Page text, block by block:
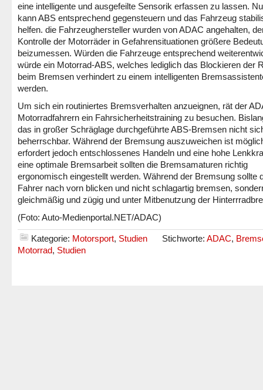
eine intelligente und ausgefeilte Sensorik erfassen zu lassen.
kann ABS entsprechend gegensteuern und das Fahrzeug
helfen. die Fahrzeughersteller wurden von ADAC angehalten,
Kontrolle der Motorräder in Gefahrensituationen größere
beizumessen. Würden die Fahrzeuge entsprechend
würde ein Motorrad-ABS, welches lediglich das Blockieren der
beim Bremsen verhindert zu einem intelligenten
werden.
Um sich ein routiniertes Bremsverhalten anzueignen, rät der
Motorradfahrern ein Fahrsicherheitstraining zu besuchen.
das in großer Schräglage durchgeführte ABS-Bremsen nicht
beherrschbar. Während der Bremsung auszuweichen ist
erfordert jedoch entschlossenes Handeln und eine hohe
eine optimale Bremsarbeit sollten die Bremsamaturen richtig
ergonomisch eingestellt werden. Während der Bremsung sollte
Fahrer nach vorn blicken und nicht schlagartig bremsen,
gleichmäßig und zügig und unter Mitbenutzung der
(Foto: Auto-Medienportal.NET/ADAC)
Kategorie: Motorsport, Studien Stichworte: ADAC,
Motorrad, Studien